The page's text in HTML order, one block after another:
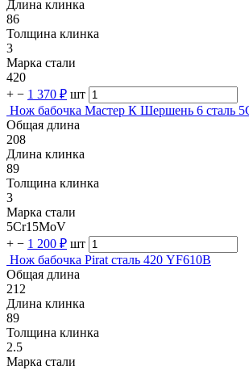
Длина клинка
86
Толщина клинка
3
Марка стали
420
+ − 1 370 ₽ шт
Нож бабочка Мастер К Шершень 6 сталь
Общая длина
208
Длина клинка
89
Толщина клинка
3
Марка стали
5Cr15MoV
+ − 1 200 ₽ шт
Нож бабочка Pirat сталь 420 YF610B
Общая длина
212
Длина клинка
89
Толщина клинка
2.5
Марка стали